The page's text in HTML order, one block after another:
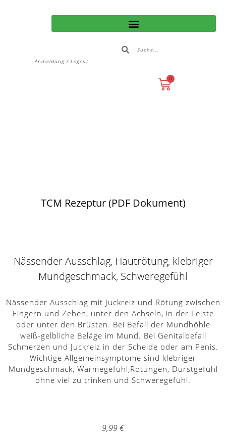
Anmeldung / Logout
0
TCM Rezeptur (PDF Dokument)
Nässender Ausschlag, Hautrötung, klebriger
Mundgeschmack, Schweregefühl
Nässender Ausschlag mit Juckreiz und Rötung zwischen
Fingern und Zehen, unter den Achseln, in der Leiste
oder unter den Brüsten. Bei Befall der Mundhöhle
weiß-gelbliche Beläge im Mund. Bei Genitalbefall
Schmerzen und Juckreiz in der Scheide oder am Penis.
Wichtige Allgemeinsymptome sind klebriger
Mundgeschmack, Wärmegefühl,Rötungen, Durstgefühl
ohne viel zu trinken und Schweregefühl.
9,99€